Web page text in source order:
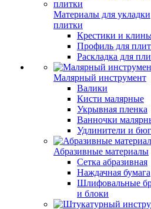
Материалы для укладки
плитки
Крестики и
Профиль для
Раскладка для
Малярный инструмент
Валики
Кисти малярные
Укрывная пленка
Ванночки
Удлинители и
Абразивные материалы
Сетка абразивная
Наждачная бумага
Шлифовальные
и блоки